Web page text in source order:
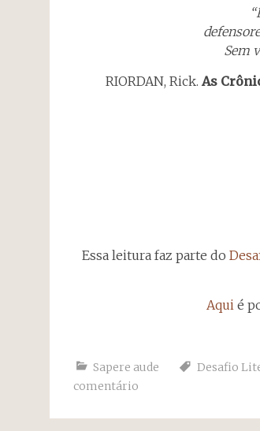
Sem
RIORDAN, Rick. As
Essa leitura faz parte do
Aqui é
Sapere aude Desafio
comentário